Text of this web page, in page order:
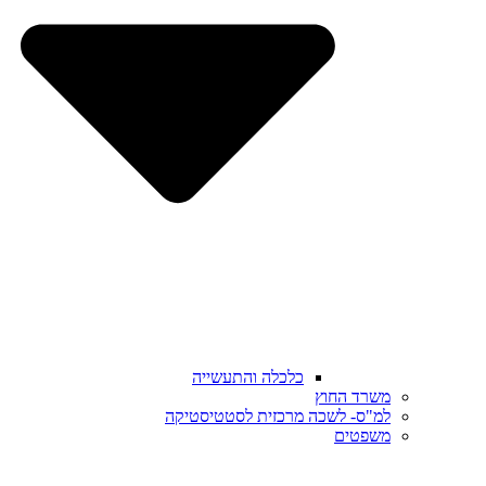
כלכלה והתעשייה
משרד החוץ
למ"ס- לשכה מרכזית לסטטיסטיקה
משפטים